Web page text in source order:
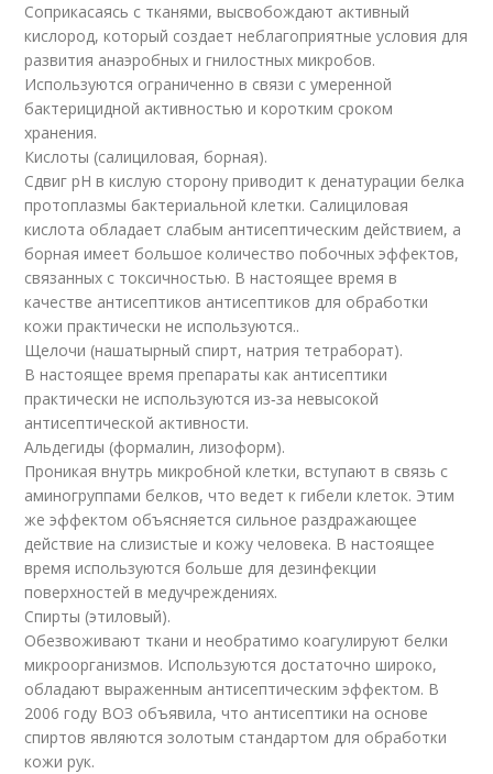
Соприкасаясь с тканями, высвобождают активный
кислород, который создает неблагоприятные условия для
развития анаэробных и гнилостных микробов.
Используются ограниченно в связи с умеренной
бактерицидной активностью и коротким сроком
хранения.
Кислоты (салициловая, борная).
Сдвиг рН в кислую сторону приводит к денатурации белка
протоплазмы бактериальной клетки. Салициловая
кислота обладает слабым антисептическим действием, а
борная имеет большое количество побочных эффектов,
связанных с токсичностью. В настоящее время в
качестве антисептиков антисептиков для обработки
кожи практически не используются..
Щелочи (нашатырный спирт, натрия тетраборат).
В настоящее время препараты как антисептики
практически не используются из‑за невысокой
антисептической активности.
Альдегиды (формалин, лизоформ).
Проникая внутрь микробной клетки, вступают в связь с
аминогруппами белков, что ведет к гибели клеток. Этим
же эффектом объясняется сильное раздражающее
действие на слизистые и кожу человека. В настоящее
время используются больше для дезинфекции
поверхностей в медучреждениях.
Спирты (этиловый).
Обезвоживают ткани и необратимо коагулируют белки
микроорганизмов. Используются достаточно широко,
обладают выраженным антисептическим эффектом. В
2006 году ВОЗ объявила, что антисептики на основе
спиртов являются золотым стандартом для обработки
кожи рук.